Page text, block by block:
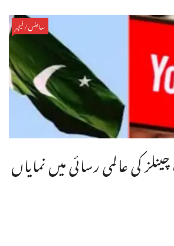
سائنس/فیچر
کی عالمی رسائی میں نمایاں